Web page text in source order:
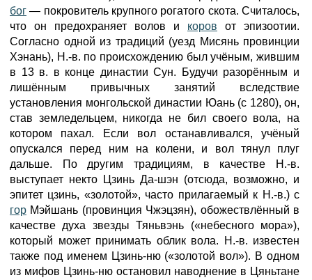
бог — покровитель крупного рогатого скота. Считалось,
что он предохраняет волов и коров от эпизоотии.
Согласно одной из традиций (уезд Мисянь провинции
Хэнань), Н.-в. по происхождению был учёным, жившим
в 13 в. в конце династии Сун. Будучи разорённым и
лишённым привычных занятий вследствие
установления монгольской династии Юань (с 1280), он,
став земледельцем, никогда не бил своего вола, на
котором пахал. Если вол останавливался, учёный
опускался перед ним на колени, и вол тянул плуг
дальше. По другим традициям, в качестве Н.-в.
выступает некто Цзинь Да-шэн (отсюда, возможно, и
эпитет цзинь, «золотой», часто прилагаемый к Н.-в.) с
гор Мэйшань (провинция Чжэцзян), обожествлённый в
качестве духа звезды Тяньвэнь («небесного мора»),
который может принимать облик вола. Н.-в. известен
также под именем Цзинь-ню («золотой вол»). В одном
из мифов Цзинь-ню остановил наводнение в Цяньтане